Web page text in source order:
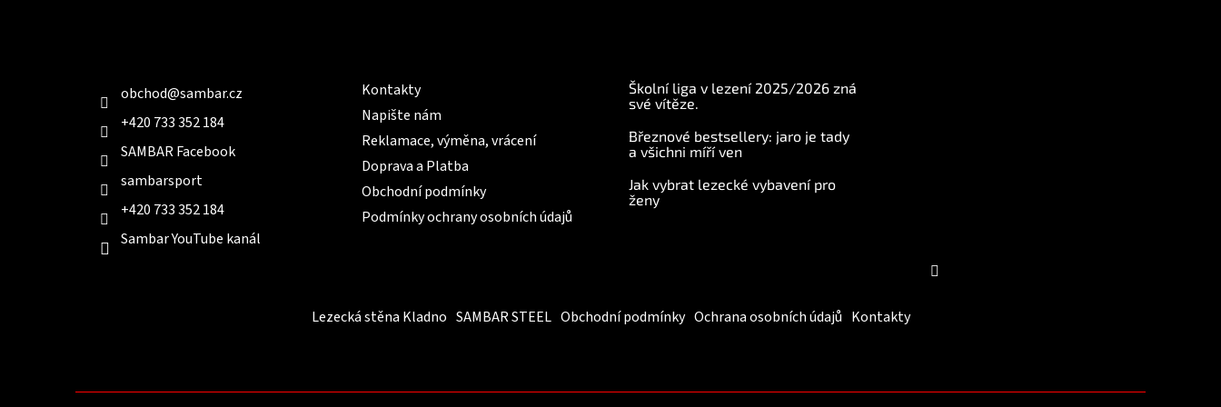
obchod@sambar.cz
+420 733 352 184
SAMBAR Facebook
sambarsport
+420 733 352 184
Sambar YouTube kanál
Kontakty
Napište nám
Reklamace, výměna, vrácení
Doprava a Platba
Obchodní podmínky
Podmínky ochrany osobních údajů
Školní liga v lezení 2025/2026 zná
své vítěze.
Březnové bestsellery: jaro je tady
a všichni míří ven
Jak vybrat lezecké vybavení pro
ženy
Lezecká stěna Kladno SAMBAR STEEL Obchodní podmínky Ochrana osobních údajů Kontakty